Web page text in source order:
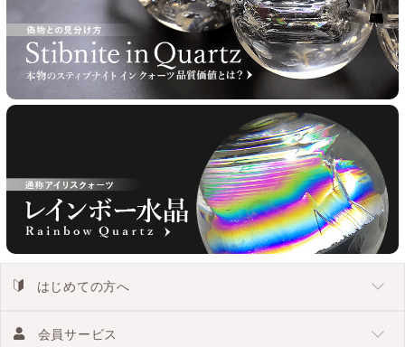
はじめての方へ
会員サービス